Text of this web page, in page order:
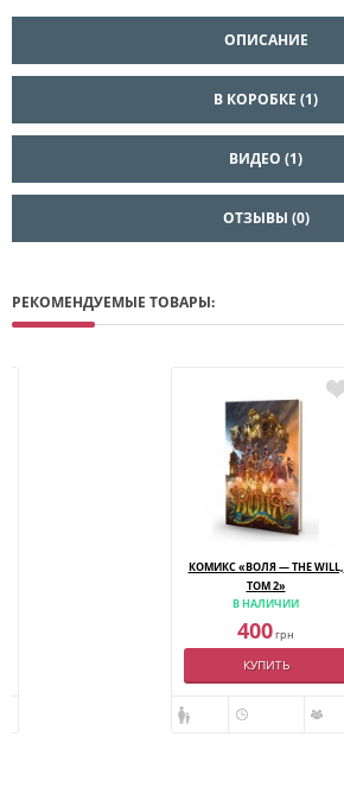
ОПИСАНИЕ
В КОРОБКЕ (1)
ВИДЕО (1)
ОТЗЫВЫ (0)
РЕКОМЕНДУЕМЫЕ ТОВАРЫ:
КОМИКС «ВОЛЯ — THE WILL,
ТОМ 2»
В НАЛИЧИИ
400грн
КУПИТЬ